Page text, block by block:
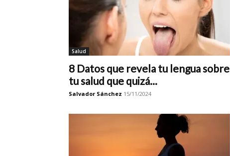
Salud
8 Datos que revela tu lengua sobre
tu salud que quizá...
Salvador Sánchez 15/11/2024